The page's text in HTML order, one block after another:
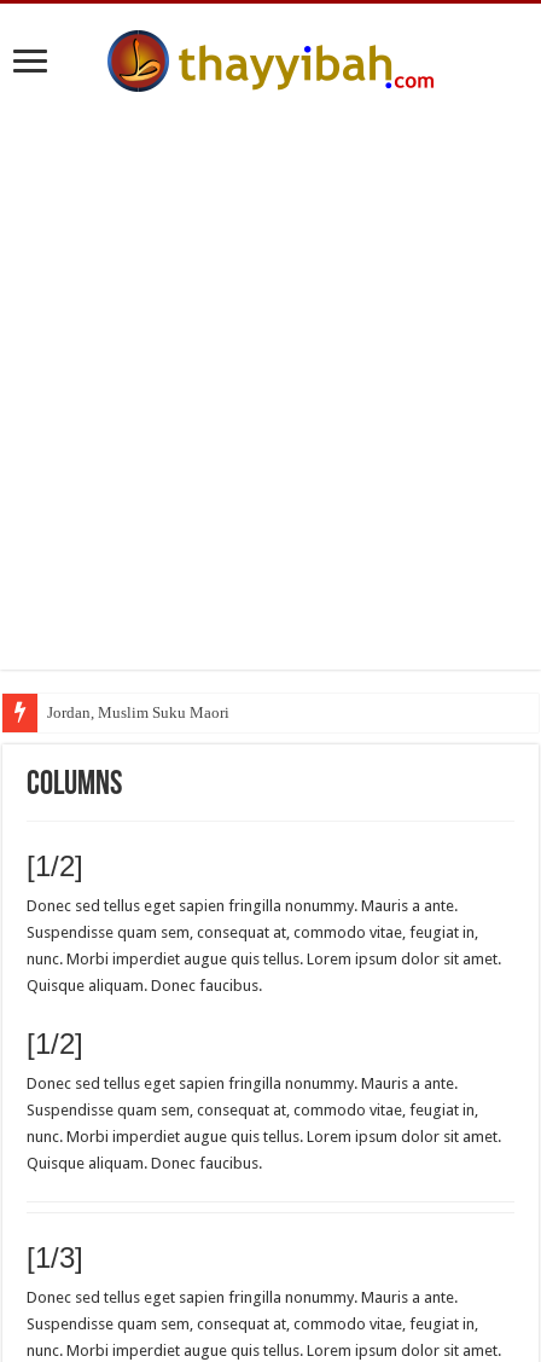
Jordan, Muslim Suku Maori
Columns
[1/2]
Donec sed tellus eget sapien fringilla nonummy. Mauris a ante.
Suspendisse quam sem, consequat at, commodo vitae, feugiat in,
nunc. Morbi imperdiet augue quis tellus. Lorem ipsum dolor sit amet.
Quisque aliquam. Donec faucibus.
[1/2]
Donec sed tellus eget sapien fringilla nonummy. Mauris a ante.
Suspendisse quam sem, consequat at, commodo vitae, feugiat in,
nunc. Morbi imperdiet augue quis tellus. Lorem ipsum dolor sit amet.
Quisque aliquam. Donec faucibus.
[1/3]
Donec sed tellus eget sapien fringilla nonummy. Mauris a ante.
Suspendisse quam sem, consequat at, commodo vitae, feugiat in,
nunc. Morbi imperdiet augue quis tellus. Lorem ipsum dolor sit amet.